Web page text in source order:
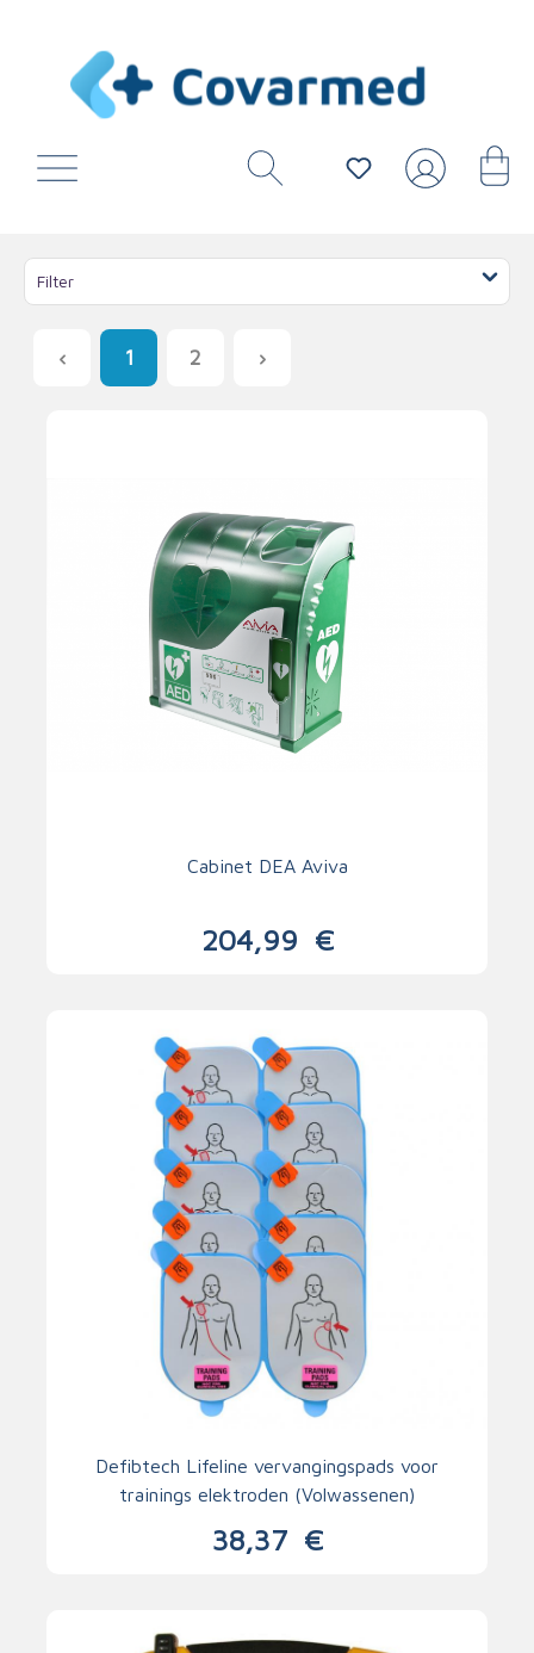
Filter
1 2
Cabinet DEA Aviva
204,99 €
Defibtech Lifeline vervangingspads voor
trainings elektroden (Volwassenen)
38,37 €